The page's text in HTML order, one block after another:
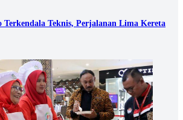
Teknis, Perjalanan Lima Kereta